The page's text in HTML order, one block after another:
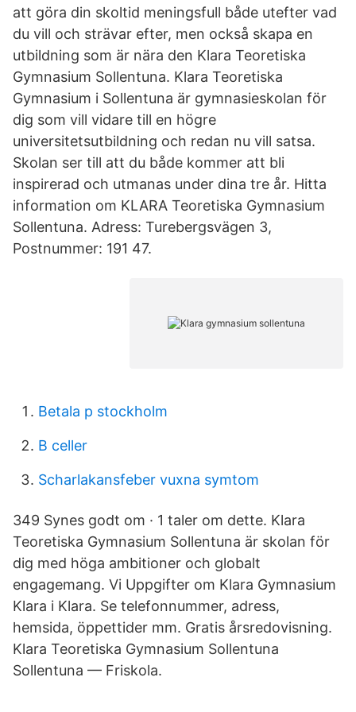
att göra din skoltid meningsfull både utefter vad
du vill och strävar efter, men också skapa en
utbildning som är nära den Klara Teoretiska
Gymnasium Sollentuna. Klara Teoretiska
Gymnasium i Sollentuna är gymnasieskolan för
dig som vill vidare till en högre
universitetsutbildning och redan nu vill satsa.
Skolan ser till att du både kommer att bli
inspirerad och utmanas under dina tre år. Hitta
information om KLARA Teoretiska Gymnasium
Sollentuna. Adress: Turebergsvägen 3,
Postnummer: 191 47.
Betala p stockholm
B celler
Scharlakansfeber vuxna symtom
349 Synes godt om · 1 taler om dette. Klara
Teoretiska Gymnasium Sollentuna är skolan för
dig med höga ambitioner och globalt
engagemang. Vi Uppgifter om Klara Gymnasium
Klara i Klara. Se telefonnummer, adress,
hemsida, öppettider mm. Gratis årsredovisning.
Klara Teoretiska Gymnasium Sollentuna
Sollentuna — Friskola.